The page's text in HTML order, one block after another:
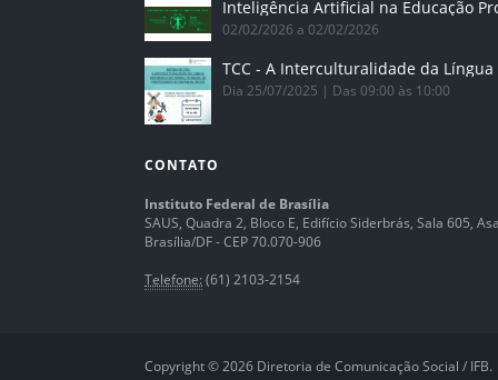
02/02/2026 a 02/02/2026
Dia 25/07/2025 | Das 09:00 às 10:00
CONTATO
Instituto Federal de Brasília
SAUS, Quadra 2, Bloco E, Edifício Siderbrás, Sala 605,
Brasília/DF - CEP 70.070-906
Telefone: (61) 2103-2154
Copyright © 2026 Diretoria de Comunicação Social / IFB.